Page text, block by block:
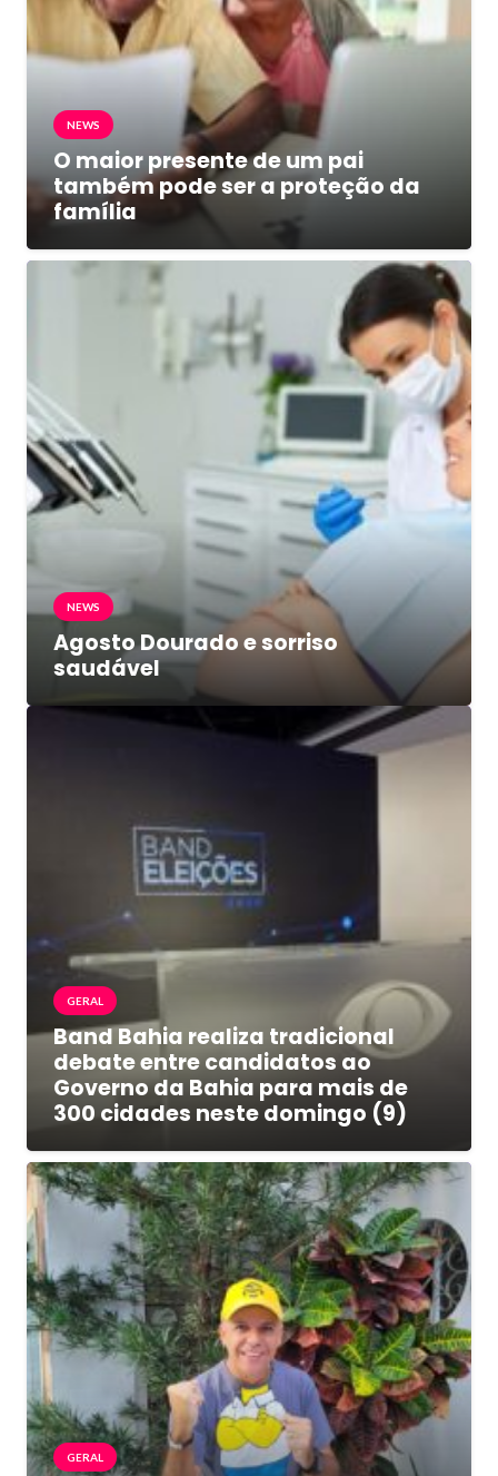
NEWS
O maior presente de um pai
também pode ser a proteção da
família
NEWS
Agosto Dourado e sorriso
saudável
GERAL
Band Bahia realiza tradicional
debate entre candidatos ao
Governo da Bahia para mais de
300 cidades neste domingo (9)
GERAL